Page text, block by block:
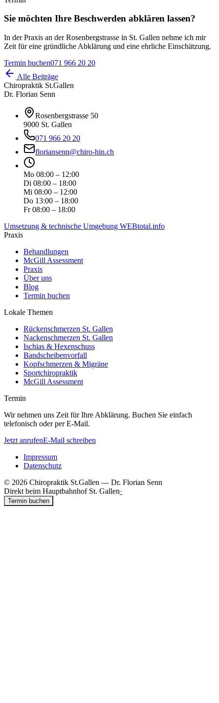
Sie möchten Ihre Beschwerden abklären lassen?
In der Praxis an der Rosenbergstrasse in St. Gallen nehme ich mir
Zeit für eine gründliche Abklärung und eine ehrliche Einschätzung.
Termin buchen071 966 20 20
Alle Beiträge
Chiropraktik St.Gallen
Dr. Florian Senn
Rosenbergstrasse 50
9000 St. Gallen
071 966 20 20
floriansenn@chiro-hin.ch
Mo 08:00 – 12:00
Di 08:00 – 18:00
Mi 08:00 – 12:00
Do 13:00 – 18:00
Fr 08:00 – 18:00
Umsetzung & technische Umgebung WEBtotal.info
Praxis
Behandlungen
McGill Assessment
Praxis
Über uns
Blog
Termin buchen
Lokale Themen
Rückenschmerzen St. Gallen
Nackenschmerzen St. Gallen
Ischias & Hexenschuss
Bandscheibenvorfall
Kopfschmerzen & Migräne
Sportchiropraktik
McGill Assessment
Termin
Wir nehmen uns Zeit für Ihre Abklärung. Buchen Sie einfach
telefonisch oder per E-Mail.
Jetzt anrufenE-Mail schreiben
Impressum
Datenschutz
© 2026 Chiropraktik St.Gallen — Dr. Florian Senn
Direkt beim Hauptbahnhof St. Gallen·
Termin buchen